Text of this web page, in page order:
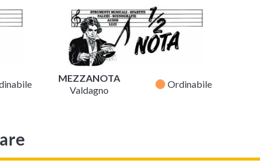
MEZZANOTA
Valdagno
fiber_manual_record Ordinabile